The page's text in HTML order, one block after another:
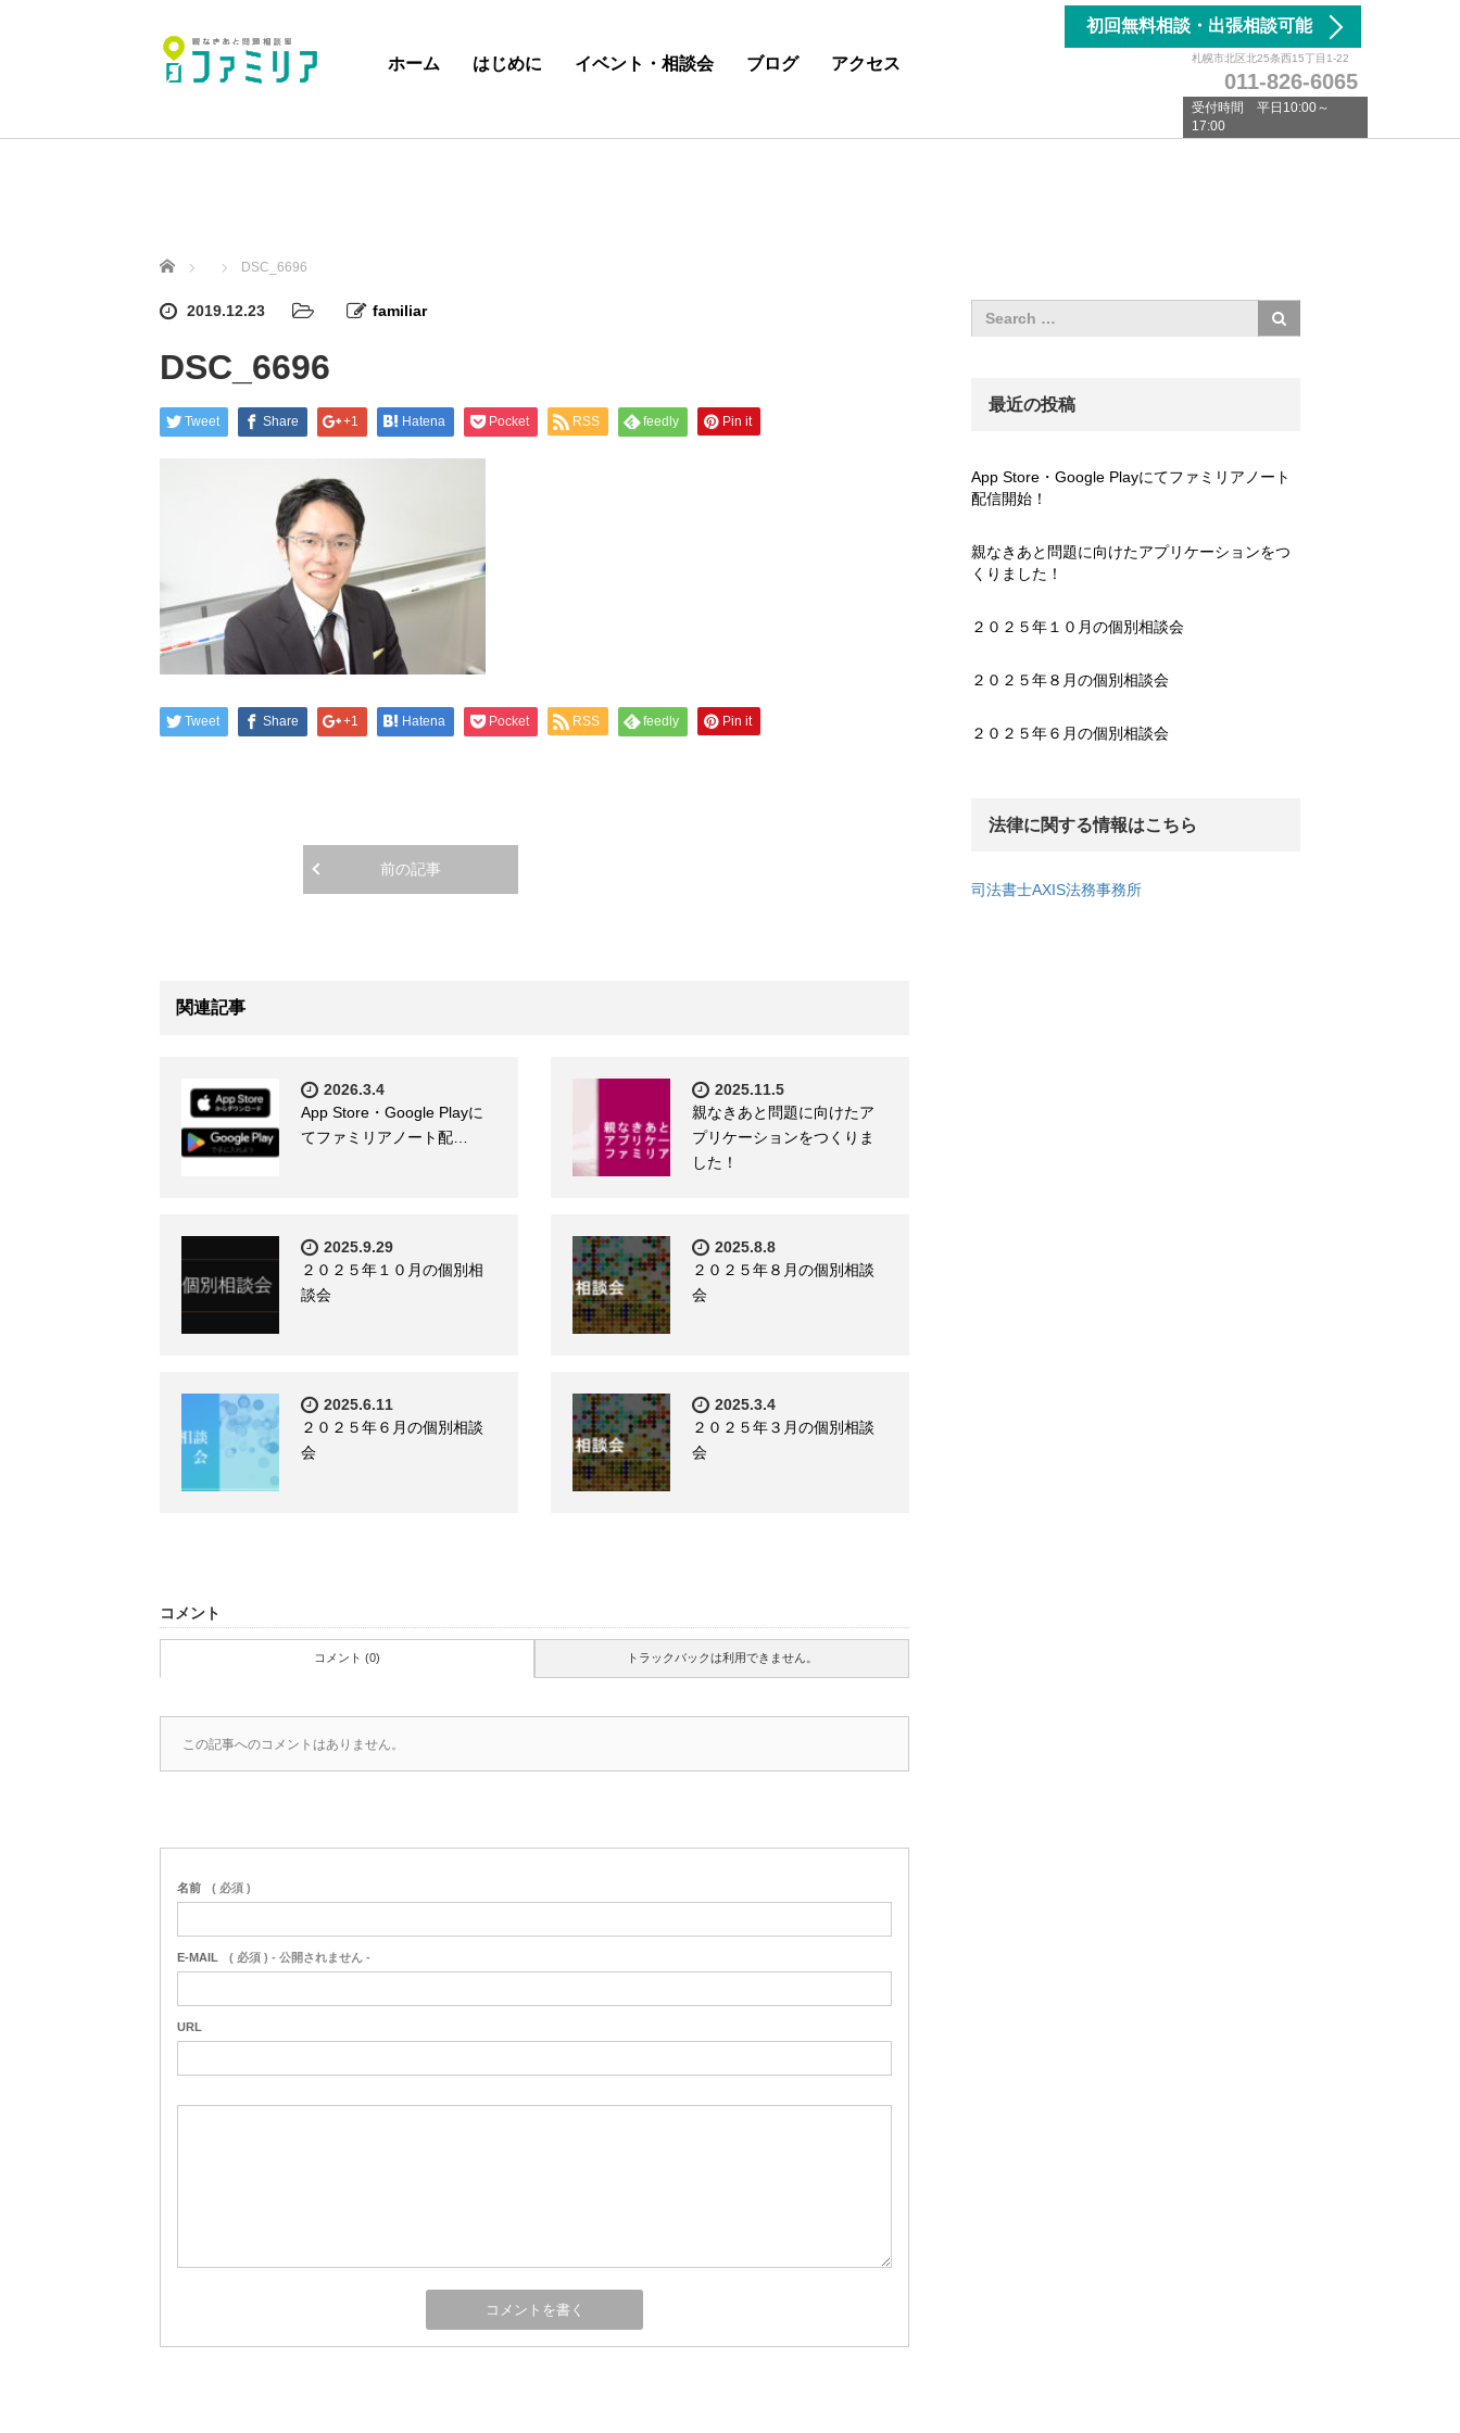
ホーム はじめに イベント・相談会 ブログ アクセス
初回無料相談・出張相談可能
札幌市北区北25条西15丁目1-22
011-826-6065
受付時間 平日10:00～
17:00
ホーム DSC_6696
2019.12.23 familiar
DSC_6696
Tweet Share +1 Hatena Pocket RSS feedly Pin it
Tweet Share +1 Hatena Pocket RSS feedly Pin it
前の記事
関連記事
2026.3.4
App Store・Google Playに
てファミリアノート配…
2025.11.5
親なきあと問題に向けたア
プリケーションをつくりま
した！
2025.9.29
２０２５年１０月の個別相
談会
2025.8.8
２０２５年８月の個別相談
会
2025.6.11
２０２５年６月の個別相談
会
2025.3.4
２０２５年３月の個別相談
会
コメント
コメント (0) トラックバックは利用できません。
この記事へのコメントはありません。
名前 ( 必須 )
E-MAIL ( 必須 ) - 公開されません -
URL
最近の投稿
App Store・Google Playにてファミリアノート
配信開始！
親なきあと問題に向けたアプリケーションをつ
くりました！
２０２５年１０月の個別相談会
２０２５年８月の個別相談会
２０２５年６月の個別相談会
法律に関する情報はこちら
司法書士AXIS法務事務所